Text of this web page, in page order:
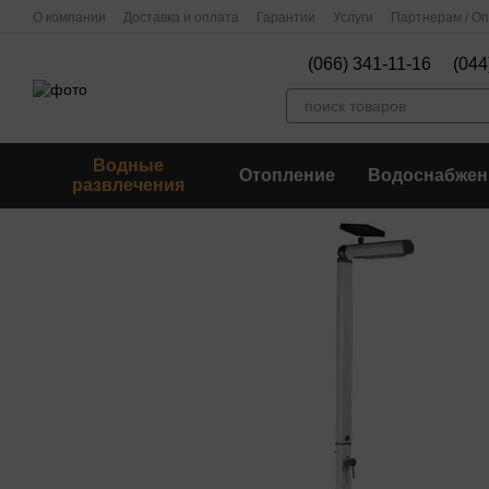
Перейти к основному контенту
О компании Доставка и оплата Гарантии Услуги Партнерам /
(066) 341-11-16
Водные
развлечения
Отопление